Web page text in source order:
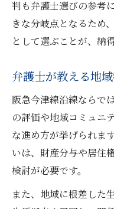
判も弁護士選びの参考
きな分岐点となるため
として選ぶことが、納
弁護士が教える地
阪急今津線沿線ならで
の評価や地域コミュニ
な進め方が挙げられま
いは、財産分与や居住
検討が必要です。
また、地域に根差した